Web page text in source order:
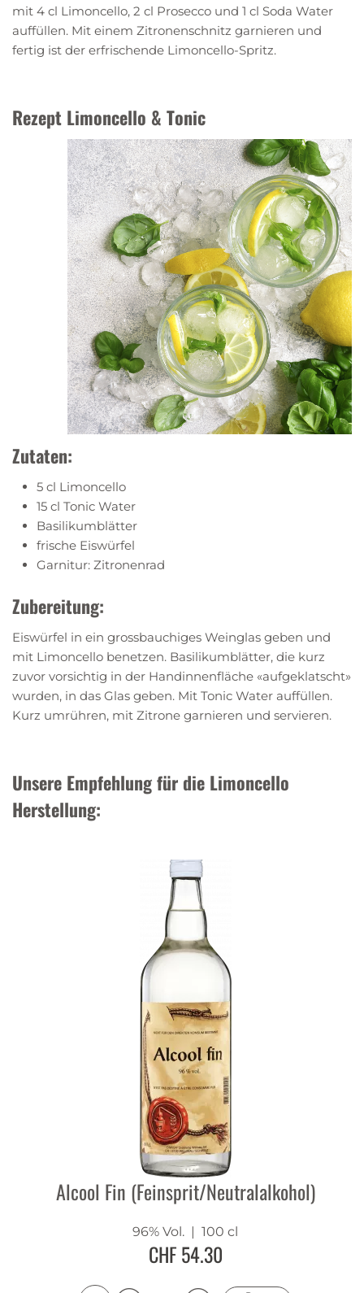
mit 4 cl Limoncello, 2 cl Prosecco und 1 cl Soda Water
auffüllen. Mit einem Zitronenschnitz garnieren und
fertig ist der erfrischende Limoncello-Spritz.
Rezept Limoncello & Tonic
Zutaten:
5 cl Limoncello
15 cl Tonic Water
Basilikumblätter
frische Eiswürfel
Garnitur: Zitronenrad
Zubereitung:
Eiswürfel in ein grossbauchiges Weinglas geben und
mit Limoncello benetzen. Basilikumblätter, die kurz
zuvor vorsichtig in der Handinnenfläche «aufgeklatscht»
wurden, in das Glas geben. Mit Tonic Water auffüllen.
Kurz umrühren, mit Zitrone garnieren und servieren.
Unsere Empfehlung für die Limoncello
Herstellung:
Alcool Fin (Feinsprit/Neutralalkohol)
96% Vol. | 100 cl
CHF 54.30